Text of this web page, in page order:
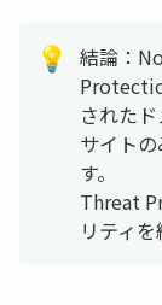
💡
結論：
された
サイト
す。
Threat
リティ